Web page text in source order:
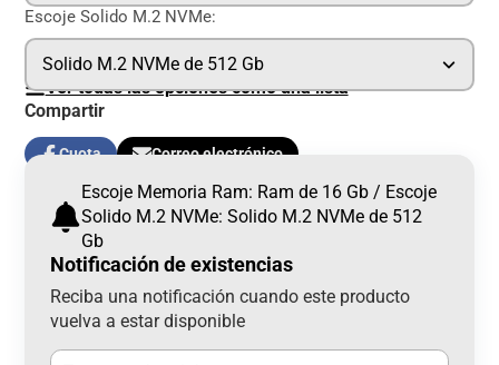
Escoje Solido M.2 NVMe:
Solido M.2 NVMe de 512 Gb
Ver todas las opciones como una lista
Compartir
Cuota
Facebook
en
una
nueva
ventana.
Correo electrónico
por
electrónico
Escoje Memoria Ram: Ram de 16 Gb / Escoje
Solido M.2 NVMe: Solido M.2 NVMe de 512
Gb
Notificación de existencias
Reciba una notificación cuando este producto
vuelva a estar disponible